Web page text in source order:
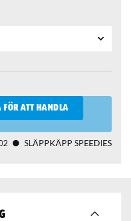
FÖR ATT HANDLA
SLÄPPKÄPP SPEEDIES